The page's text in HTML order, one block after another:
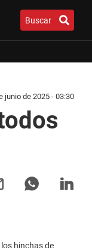
Buscar
junio de 2025 - 03:30
hinchas de